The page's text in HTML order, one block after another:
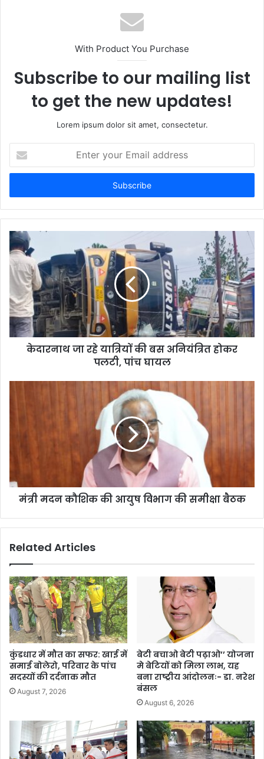
With Product You Purchase
Subscribe to our mailing list
to get the new updates!
Lorem ipsum dolor sit amet, consectetur.
your
Email
केदारनाथ जा रहे यात्रियों की बस अनियंत्रित होकर
पलटी, पांच घायल
मंत्री मदन कौशिक की आयुष विभाग की समीक्षा बैठक
Related Articles
कुंडधार में मौत का सफर: खाई में
समाई बोलेरो, परिवार के पांच
सदस्यों की दर्दनाक मौत
August 7, 2026
बेटी बचाओ बेटी पढ़ाओ’’ योजना
मे बेटियों को मिला लाभ, यह
बना राष्ट्रीय आंदोलनः- डा. नरेश
बंसल
August 6, 2026